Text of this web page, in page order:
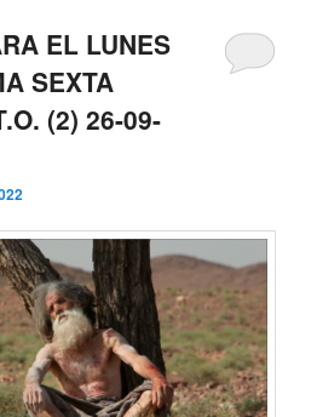
EL LUNES
SEXTA
(2) 26-09-